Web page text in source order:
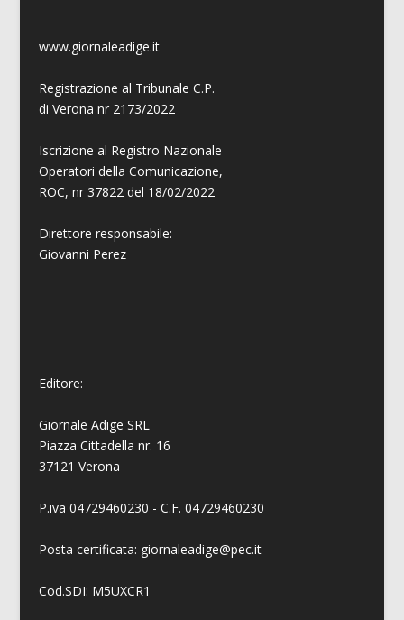
www.giornaleadige.it
Registrazione al Tribunale C.P.
di Verona nr 2173/2022
Iscrizione al Registro Nazionale
Operatori della Comunicazione,
ROC, nr 37822 del 18/02/2022
Direttore responsabile:
Giovanni Perez
Editore:
Giornale Adige SRL
Piazza Cittadella nr. 16
37121 Verona
P.iva 04729460230 - C.F. 04729460230
Posta certificata: giornaleadige@pec.it
Cod.SDI: M5UXCR1